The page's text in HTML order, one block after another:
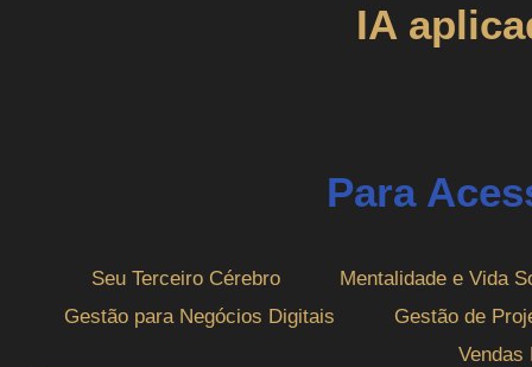
IA
Para
Seu Terceiro Cérebro
Mentalidade e Vida
Gestão para Negócios Digitais
Gestão de
Vendas